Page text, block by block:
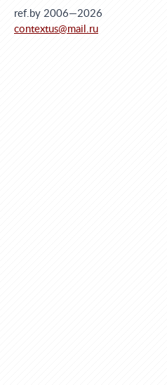
ref.by 2006—2026
contextus@mail.ru